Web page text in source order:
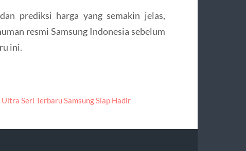
prediksi harga yang semakin jelas,
resmi Samsung Indonesia sebelum
ini.
Seri Terbaru Samsung Siap Hadir